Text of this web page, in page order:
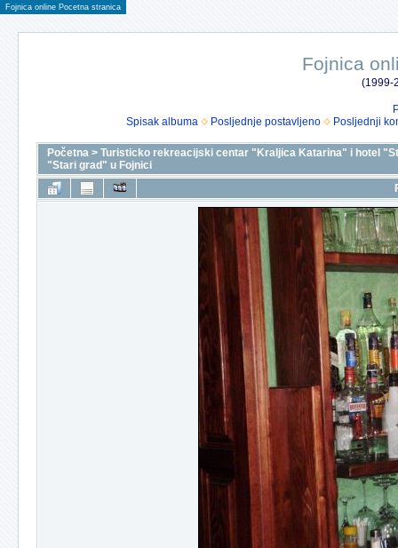
Fojnica online Pocetna stranica
Fojnica
(1999-
Spisak albuma
Posljednje postavljeno Posljednji
Početna > Turisticko rekreacijski centar "Kraljica Katarina" i hotel
"Stari grad" u Fojnici